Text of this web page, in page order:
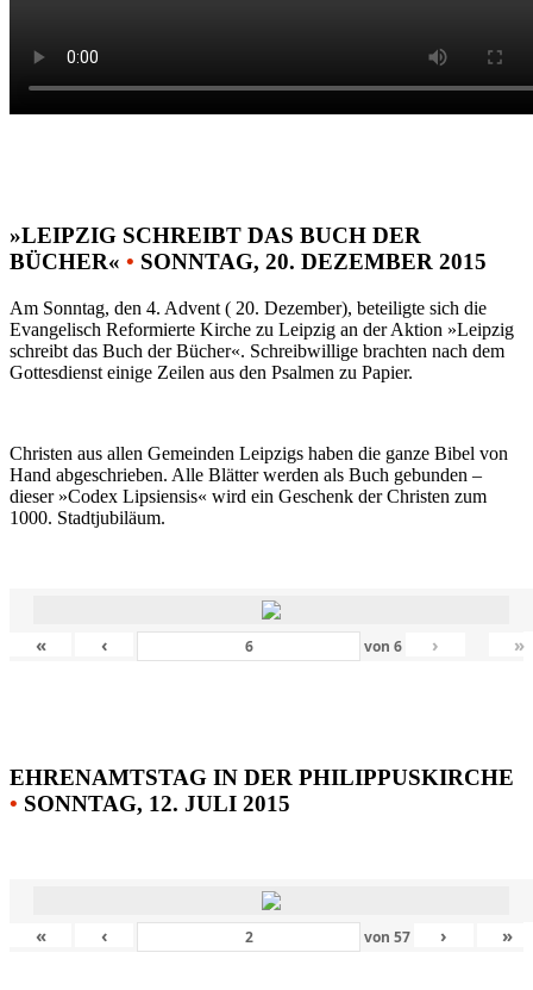
»LEIPZIG SCHREIBT DAS BUCH DER
BÜCHER« • SONNTAG, 20. DEZEMBER 2015
Am Sonntag, den 4. Advent ( 20. Dezember), beteiligte sich die
Evangelisch Reformierte Kirche zu Leipzig an der Aktion »Leipzig
schreibt das Buch der Bücher«. Schreibwillige brachten nach dem
Gottesdienst einige Zeilen aus den Psalmen zu Papier.
Christen aus allen Gemeinden Leipzigs haben die ganze Bibel von
Hand abgeschrieben. Alle Blätter werden als Buch gebunden –
dieser »Codex Lipsiensis« wird ein Geschenk der Christen zum
1000. Stadtjubiläum.
« ‹ von6 › »
EHRENAMTSTAG IN DER PHILIPPUSKIRCHE
• SONNTAG, 12. JULI 2015
« ‹ von57 › »